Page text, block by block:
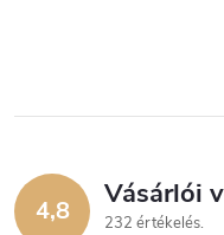
4,8 Vásárlói
232 értékelés